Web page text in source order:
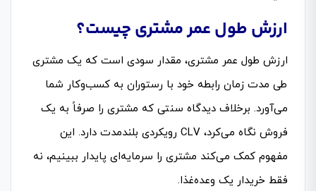
ارزش طول عمر مشتری چیست؟
ارزش طول عمر مشتری، مقدار سودی است که یک مشتری
طی مدت زمان رابطه خود با رستوران به کسب‌وکار شما
می‌آورد. برخلاف دیدگاه سنتی که مشتری را صرفاً به یک
فروش نگاه می‌کرد، CLV رویکردی بلندمدت دارد. این
مفهوم کمک می‌کند مشتری را سرمایه‌ای پایدار ببینیم، نه
فقط خریدار یک وعده‌غذا.